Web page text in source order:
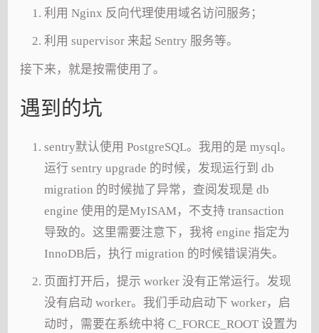
利用 Nginx 反向代理使用域名访问服务；
利用 supervisor 来起 Sentry 服务等。
接下来，就是按需使用了。
遇到的坑
sentry默认使用 PostgreSQL。我用的是 mysql。
运行 sentry upgrade 的时候，发现运行到 db
migration 的时候抛了异常，查阅发现是 db
engine 使用的是MyISAM，不支持 transaction
导致的。这里需要注意下，我将 engine 指定为
InnoDB后，执行 migration 的时候错误消失。
页面打开后，提示 worker 没有正常运行。发现
没有启动 worker。我们手动启动下 worker，启
动时，需要在系统中将 C_FORCE_ROOT 设置为